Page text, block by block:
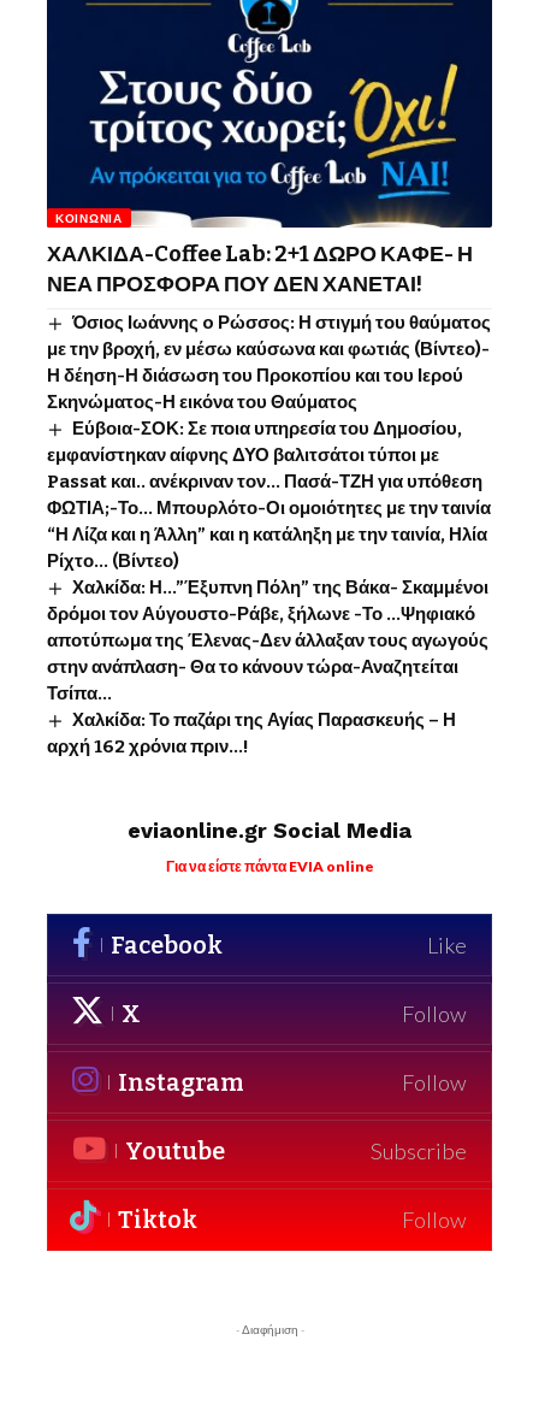
ΚΟΙΝΩΝΊΑ
ΧΑΛΚΙΔΑ-Coffee Lab: 2+1 ΔΩΡΟ ΚΑΦΕ- Η
ΝΕΑ ΠΡΟΣΦΟΡΑ ΠΟΥ ΔΕΝ ΧΑΝΕΤΑΙ!
Όσιος Ιωάννης o Ρώσσος: Η στιγμή του θαύματος
με την βροχή, εν μέσω καύσωνα και φωτιάς (Βίντεο)-
Η δέηση-Η διάσωση του Προκοπίου και του Ιερού
Σκηνώματος-Η εικόνα του Θαύματος
Εύβοια-ΣΟΚ: Σε ποια υπηρεσία του Δημοσίου,
εμφανίστηκαν αίφνης ΔΥΟ βαλιτσάτοι τύποι με
Passat και.. ανέκριναν τον… Πασά-ΤΖΗ για υπόθεση
ΦΩΤΙΑ;-Το… Μπουρλότο-Οι ομοιότητες με την ταινία
“Η Λίζα και η Άλλη” και η κατάληξη με την ταινία, Ηλία
Ρίχτο… (Βίντεο)
Χαλκίδα: Η…”Έξυπνη Πόλη” της Βάκα- Σκαμμένοι
δρόμοι τον Αύγουστο-Ράβε, ξήλωνε -Το …Ψηφιακό
αποτύπωμα της Έλενας-Δεν άλλαξαν τους αγωγούς
στην ανάπλαση- Θα το κάνουν τώρα-Αναζητείται
Τσίπα…
Χαλκίδα: Το παζάρι της Αγίας Παρασκευής – Η
αρχή 162 χρόνια πριν…!
eviaonline.gr Social Media
Για να είστε πάντα EVIA online
Facebook Like
X Follow
Instagram Follow
Youtube Subscribe
Tiktok Follow
- Διαφήμιση -